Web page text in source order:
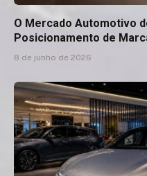
O Mercado Automotivo
Posicionamento de
8 de junho de 2026